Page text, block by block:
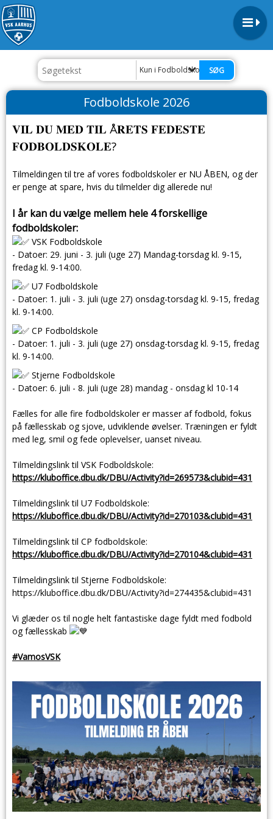
Kun i Fodboldskole 2026
Fodboldskole 2026
𝐕𝐈𝐋 𝐃𝐔 𝐌𝐄𝐃 𝐓𝐈𝐋 Å𝐑𝐄𝐓𝐒 𝐅𝐄𝐃𝐄𝐒𝐓𝐄
𝐅𝐎𝐃𝐁𝐎𝐋𝐃𝐒𝐊𝐎𝐋𝐄?
Tilmeldingen til tre af vores fodboldskoler er NU ÅBEN, og der
er penge at spare, hvis du tilmelder dig allerede nu!
I år kan du vælge mellem hele 4 forskellige
fodboldskoler:
VSK Fodboldskole
- Datoer: 29. juni - 3. juli (uge 27) Mandag-torsdag kl. 9-15,
fredag kl. 9-14:00.
U7 Fodboldskole
- Datoer: 1. juli - 3. juli (uge 27) onsdag-torsdag kl. 9-15, fredag
kl. 9-14:00.
CP Fodboldskole
- Datoer: 1. juli - 3. juli (uge 27) onsdag-torsdag kl. 9-15, fredag
kl. 9-14:00.
Stjerne Fodboldskole
- Datoer: 6. juli - 8. juli (uge 28) mandag - onsdag kl 10-14
Fælles for alle fire fodboldskoler er masser af fodbold, fokus
på fællesskab og sjove, udviklende øvelser. Træningen er fyldt
med leg, smil og fede oplevelser, uanset niveau.
Tilmeldingslink til VSK Fodboldskole:
https://kluboffice.dbu.dk/DBU/Activity?id=269573&clubid=431
Tilmeldingslink til U7 Fodboldskole:
https://kluboffice.dbu.dk/DBU/Activity?id=270103&clubid=431
Tilmeldingslink til CP fodboldskole:
https://kluboffice.dbu.dk/DBU/Activity?id=270104&clubid=431
Tilmeldingslink til Stjerne Fodboldskole:
https://kluboffice.dbu.dk/DBU/Activity?id=274435&clubid=431
Vi glæder os til nogle helt fantastiske dage fyldt med fodbold
og fællesskab
#VamosVSK